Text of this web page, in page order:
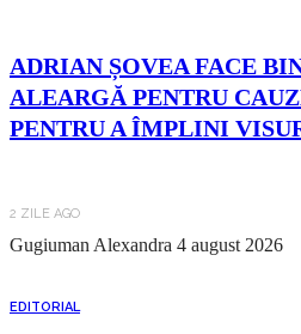
ADRIAN ȘOVEA FACE
ALEARGĂ PENTRU
PENTRU A ÎMPLINI
2 ZILE AGO
Gugiuman Alexandra 4 august 2026
EDITORIAL